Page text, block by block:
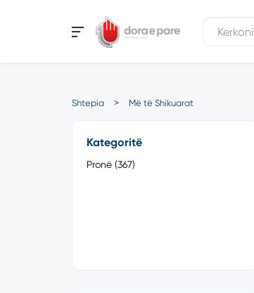
Shtepia Më të Shikuarat
Kategoritë
Pronë (367)